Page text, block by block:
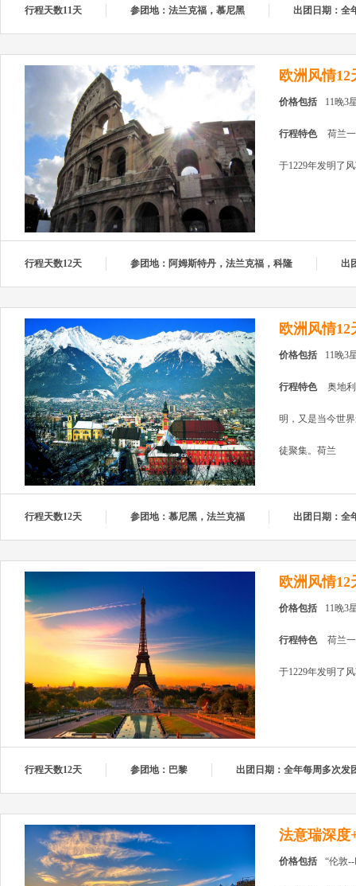
行程天数11天 参团地：法兰克福，慕尼黑 出团日期：全
欧洲风情
价格包括 11晚3
行程特色 荷兰
于1229年发明了
行程天数12天 参团地：阿姆斯特丹，法兰克福，科隆 出
欧洲风情12
价格包括 11晚3
行程特色 奥地
明，又是当今世
徒聚集。荷兰
行程天数12天 参团地：慕尼黑，法兰克福 出团日期：全
欧洲风情
价格包括 11晚3
行程特色 荷兰
于1229年发明了
行程天数12天 参团地：巴黎 出团日期：全年每周多次发
法意瑞深度
价格包括 “伦敦